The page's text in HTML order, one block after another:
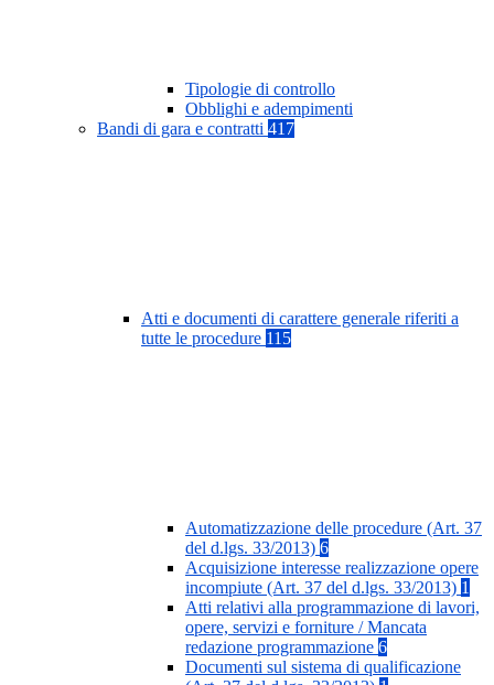
Tipologie di controllo
Obblighi e adempimenti
Bandi di gara e contratti 417
Atti e documenti di carattere generale riferiti a
tutte le procedure 115
Automatizzazione delle procedure (Art. 37
del d.lgs. 33/2013) 6
Acquisizione interesse realizzazione opere
incompiute (Art. 37 del d.lgs. 33/2013) 1
Atti relativi alla programmazione di lavori,
opere, servizi e forniture / Mancata
redazione programmazione 6
Documenti sul sistema di qualificazione